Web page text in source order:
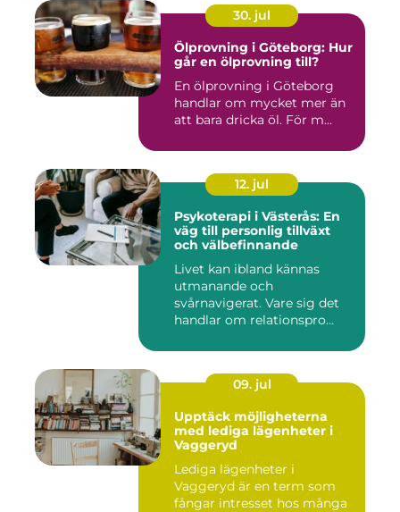
30. jul
Ölprovning i Göteborg: Hur
går en ölprovning till?
En ölprovning i Göteborg
handlar om mycket mer än
att bara dricka öl. För m...
12. jul
Psykoterapi i Västerås: En
väg till personlig tillväxt
och välbefinnande
Livet kan ibland kännas
utmanande och
svårnavigerat. Vare sig det
handlar om relationspro...
09. jul
Upptäck möjligheterna
med lediga lägenheter i
Vaggeryd
Lediga lägenheter i
Vaggeryd är en term som
fångar intresset hos många